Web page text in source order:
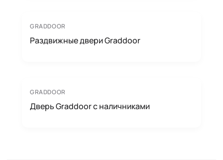
GRADDOOR
Раздвижные двери Graddoor
GRADDOOR
Дверь Graddoor с наличниками